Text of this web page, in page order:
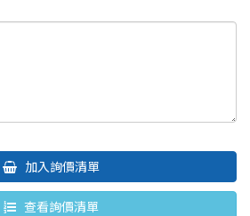
加入詢價清單
查看詢價清單